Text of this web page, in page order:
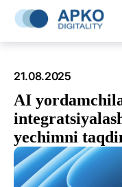
21.08.2025
AI
yechimni